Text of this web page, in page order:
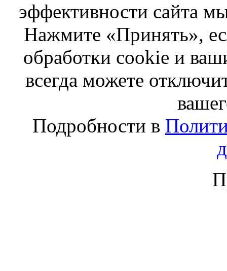
эффективности сайта
Нажмите «Принять»,
обработки cookie и
всегда можете
Подробности в